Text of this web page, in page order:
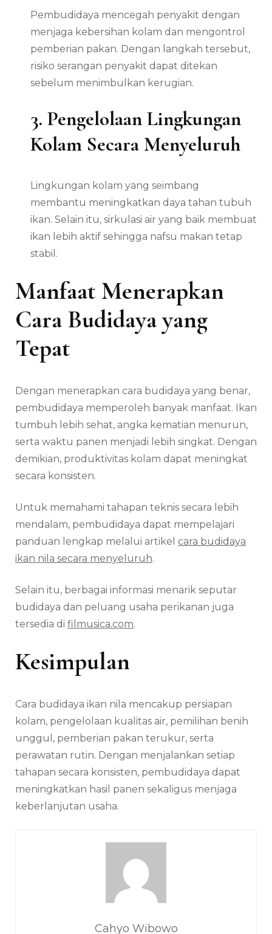
Pembudidaya mencegah penyakit dengan
menjaga kebersihan kolam dan mengontrol
pemberian pakan. Dengan langkah tersebut,
risiko serangan penyakit dapat ditekan
sebelum menimbulkan kerugian.
3. Pengelolaan Lingkungan
Kolam Secara Menyeluruh
Lingkungan kolam yang seimbang
membantu meningkatkan daya tahan tubuh
ikan. Selain itu, sirkulasi air yang baik membuat
ikan lebih aktif sehingga nafsu makan tetap
stabil.
Manfaat Menerapkan
Cara Budidaya yang
Tepat
Dengan menerapkan cara budidaya yang benar,
pembudidaya memperoleh banyak manfaat. Ikan
tumbuh lebih sehat, angka kematian menurun,
serta waktu panen menjadi lebih singkat. Dengan
demikian, produktivitas kolam dapat meningkat
secara konsisten.
Untuk memahami tahapan teknis secara lebih
mendalam, pembudidaya dapat mempelajari
panduan lengkap melalui artikel cara budidaya
ikan nila secara menyeluruh.
Selain itu, berbagai informasi menarik seputar
budidaya dan peluang usaha perikanan juga
tersedia di filmusica.com.
Kesimpulan
Cara budidaya ikan nila mencakup persiapan
kolam, pengelolaan kualitas air, pemilihan benih
unggul, pemberian pakan terukur, serta
perawatan rutin. Dengan menjalankan setiap
tahapan secara konsisten, pembudidaya dapat
meningkatkan hasil panen sekaligus menjaga
keberlanjutan usaha.
Cahyo Wibowo